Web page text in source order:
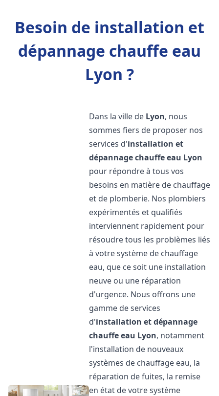
Besoin de installation et
dépannage chauffe eau
Lyon ?
Dans la ville de Lyon, nous
sommes fiers de proposer nos
services d'installation et
dépannage chauffe eau Lyon
pour répondre à tous vos
besoins en matière de chauffage
et de plomberie. Nos plombiers
expérimentés et qualifiés
interviennent rapidement pour
résoudre tous les problèmes liés
à votre système de chauffage
eau, que ce soit une installation
neuve ou une réparation
d'urgence. Nous offrons une
gamme de services
d'installation et dépannage
chauffe eau Lyon, notamment
l'installation de nouveaux
systèmes de chauffage eau, la
réparation de fuites, la remise
en état de votre système